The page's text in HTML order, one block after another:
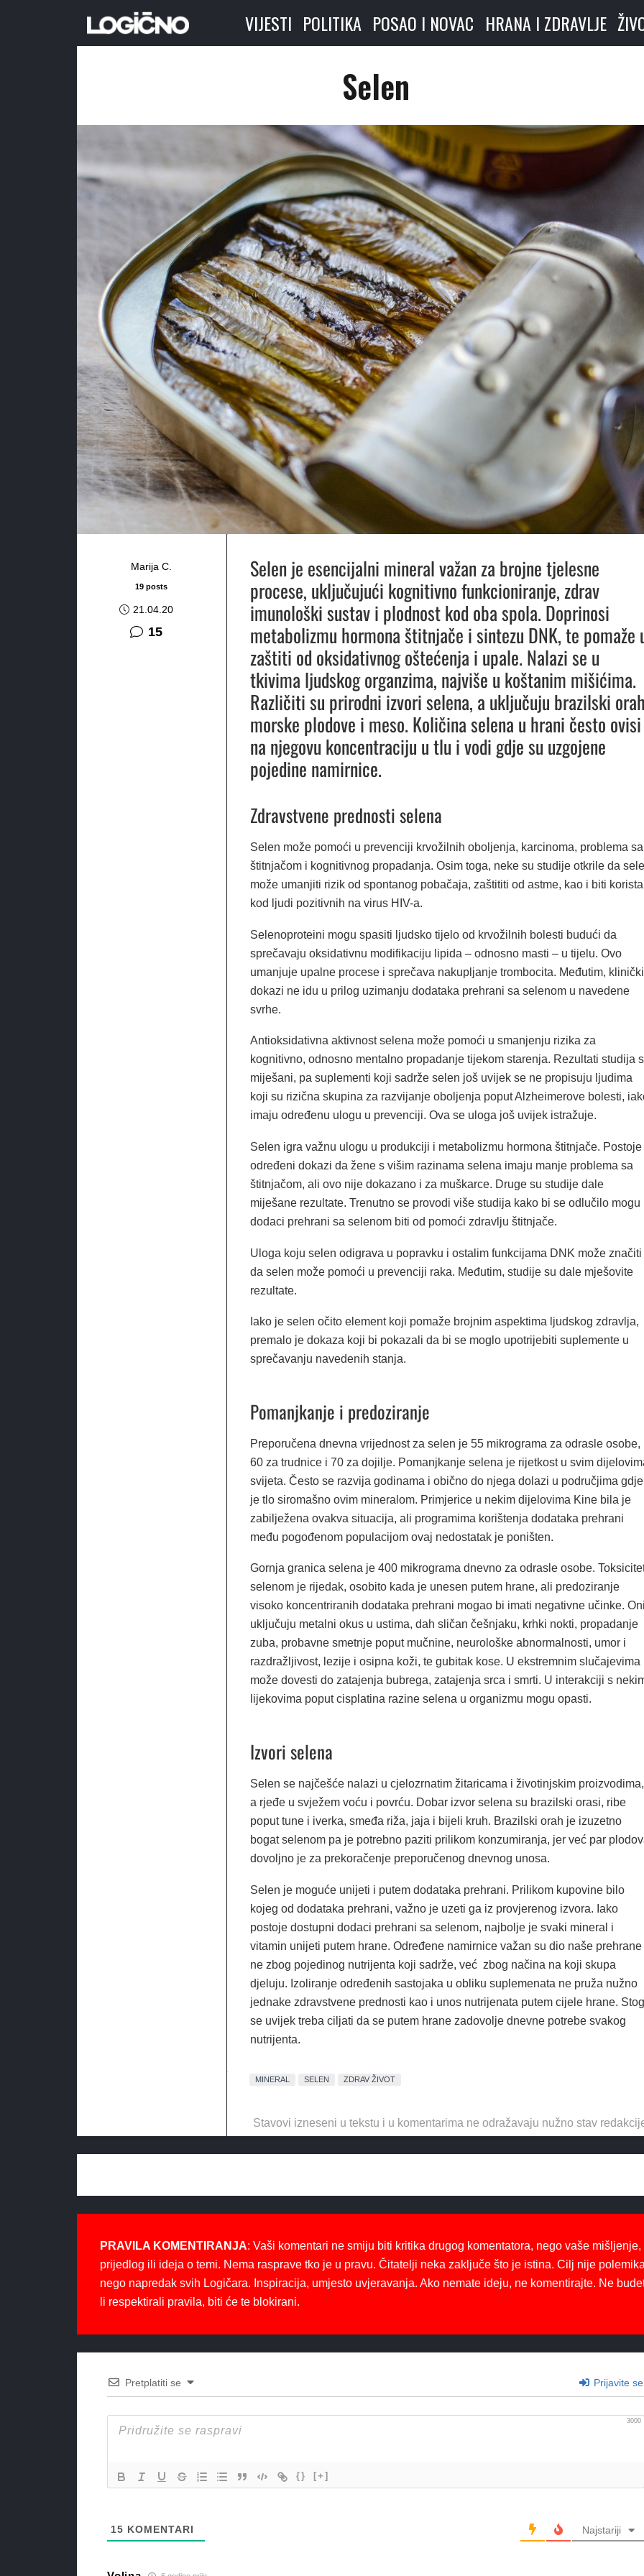
VIJESTI POLITIKA POSAO I NOVAC HRANA I ZDRAVLJE
Selen
Marija C.
19 posts
21.04.20
15komentara
Selen je esencijalni mineral važan za brojne tjelesne
procese, uključujući kognitivno funkcioniranje, zdrav
imunološki sustav i plodnost kod oba spola. Doprinosi
metabolizmu hormona štitnjače i sintezu DNK, te pomaže
zaštiti od oksidativnog oštećenja i upale. Nalazi se u
tkivima ljudskog organzima, najviše u koštanim mišićima.
Različiti su prirodni izvori selena, a uključuju brazilski
morske plodove i meso. Količina selena u hrani često ovisi
na njegovu koncentraciju u tlu i vodi gdje su uzgojene
pojedine namirnice.
Zdravstvene prednosti selena
Selen može pomoći u prevenciji krvožilnih oboljenja, karcinoma, problema sa
štitnjačom i kognitivnog propadanja. Osim toga, neke su studije otkrile da
može umanjiti rizik od spontanog pobačaja, zaštititi od astme, kao i biti
kod ljudi pozitivnih na virus HIV-a.
Selenoproteini mogu spasiti ljudsko tijelo od krvožilnih bolesti budući da
sprečavaju oksidativnu modifikaciju lipida – odnosno masti – u tijelu. Ovo
umanjuje upalne procese i sprečava nakupljanje trombocita. Međutim, klinički
dokazi ne idu u prilog uzimanju dodataka prehrani sa selenom u navedene
svrhe.
Antioksidativna aktivnost selena može pomoći u smanjenju rizika za
kognitivno, odnosno mentalno propadanje tijekom starenja. Rezultati studija
miješani, pa suplementi koji sadrže selen još uvijek se ne propisuju ljudima
koji su rizična skupina za razvijanje oboljenja poput Alzheimerove bolesti,
imaju određenu ulogu u prevenciji. Ova se uloga još uvijek istražuje.
Selen igra važnu ulogu u produkciji i metabolizmu hormona štitnjače. Postoje
određeni dokazi da žene s višim razinama selena imaju manje problema sa
štitnjačom, ali ovo nije dokazano i za muškarce. Druge su studije dale
miješane rezultate. Trenutno se provodi više studija kako bi se odlučilo mogu
dodaci prehrani sa selenom biti od pomoći zdravlju štitnjače.
Uloga koju selen odigrava u popravku i ostalim funkcijama DNK može značiti
da selen može pomoći u prevenciji raka. Međutim, studije su dale mješovite
rezultate.
Iako je selen očito element koji pomaže brojnim aspektima ljudskog zdravlja,
premalo je dokaza koji bi pokazali da bi se moglo upotrijebiti suplemente u
sprečavanju navedenih stanja.
Pomanjkanje i predoziranje
Preporučena dnevna vrijednost za selen je 55 mikrograma za odrasle osobe,
60 za trudnice i 70 za dojilje. Pomanjkanje selena je rijetkost u svim
svijeta. Često se razvija godinama i obično do njega dolazi u područjima gdje
je tlo siromašno ovim mineralom. Primjerice u nekim dijelovima Kine bila je
zabilježena ovakva situacija, ali programima korištenja dodataka prehrani
među pogođenom populacijom ovaj nedostatak je poništen.
Gornja granica selena je 400 mikrograma dnevno za odrasle osobe.
selenom je rijedak, osobito kada je unesen putem hrane, ali predoziranje
visoko koncentriranih dodataka prehrani mogao bi imati negativne učinke.
uključuju metalni okus u ustima, dah sličan češnjaku, krhki nokti, propadanje
zuba, probavne smetnje poput mučnine, neurološke abnormalnosti, umor i
razdražljivost, lezije i osipna koži, te gubitak kose. U ekstremnim slučajevima
može dovesti do zatajenja bubrega, zatajenja srca i smrti. U interakciji s
lijekovima poput cisplatina razine selena u organizmu mogu opasti.
Izvori selena
Selen se najčešće nalazi u cjelozrnatim žitaricama i životinjskim proizvodima,
a rjeđe u svježem voću i povrću. Dobar izvor selena su brazilski orasi, ribe
poput tune i iverka, smeđa riža, jaja i bijeli kruh. Brazilski orah je izuzetno
bogat selenom pa je potrebno paziti prilikom konzumiranja, jer već par
dovoljno je za prekoračenje preporučenog dnevnog unosa.
Selen je moguće unijeti i putem dodataka prehrani. Prilikom kupovine bilo
kojeg od dodataka prehrani, važno je uzeti ga iz provjerenog izvora. Iako
postoje dostupni dodaci prehrani sa selenom, najbolje je svaki mineral i
vitamin unijeti putem hrane. Određene namirnice važan su dio naše prehrane
ne zbog pojedinog nutrijenta koji sadrže, već zbog načina na koji skupa
djeluju. Izoliranje određenih sastojaka u obliku suplemenata ne pruža nužno
jednake zdravstvene prednosti kao i unos nutrijenata putem cijele hrane.
se uvijek treba ciljati da se putem hrane zadovolje dnevne potrebe svakog
nutrijenta.
MINERAL SELEN ZDRAV ŽIVOT
Stavovi izneseni u tekstu i u komentarima ne odražavaju nužno stav
PRAVILA KOMENTIRANJA: Vaši komentari ne smiju biti kritika drugog komentatora, nego vaše mišljenje,
prijedlog ili ideja o temi. Nema rasprave tko je u pravu. Čitatelji neka zaključe što je istina. Cilj nije
nego napredak svih Logičara. Inspiracija, umjesto uvjeravanja. Ako nemate ideju, ne komentirajte. Ne
li respektirali pravila, biti će te blokirani.
Pretplatiti se Prijavite se
3000
{} [+]
15 KOMENTARI Najstariji